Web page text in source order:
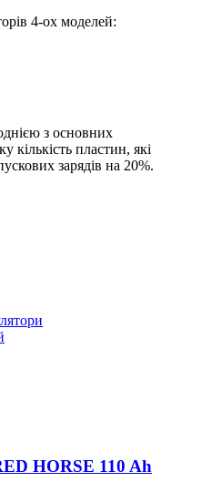
4-ох моделей:
з основних
кількість пластин, які
зарядів на 20%.
HORSE 110 Ah